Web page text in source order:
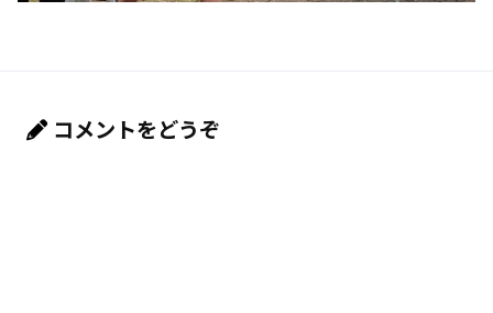
コメントをどうぞ